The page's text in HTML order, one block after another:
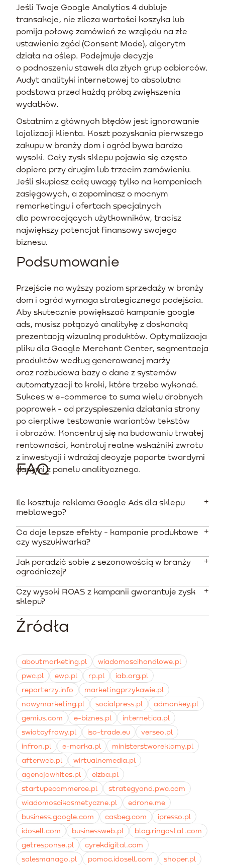
Jeśli Twoje Google Analytics 4 dubluje
transakcje, nie zlicza wartości koszyka lub
pomija połowę zamówień ze względu na złe
ustawienia zgód (Consent Mode), algorytm
działa na oślep. Podejmuje decyzje
o podnoszeniu stawek dla złych grup odbiorców.
Audyt analityki internetowej to absolutna
podstawa przed każdą próbą zwiększenia
wydatków.
Ostatnim z głównych błędów jest ignorowanie
lojalizacji klienta. Koszt pozyskania pierwszego
zakupu w branży dom i ogród bywa bardzo
wysoki. Cały zysk sklepu pojawia się często
dopiero przy drugim lub trzecim zamówieniu.
Jeśli skupiasz całą uwagę tylko na kampaniach
zasięgowych, a zapominasz o mocnym
remarketingu i ofertach specjalnych
dla powracających użytkowników, tracisz
największy potencjał finansowy swojego
biznesu.
Podsumowanie
Przejście na wyższy poziom sprzedaży w branży
dom i ogród wymaga strategicznego podejścia.
Aby skutecznie powiększać kampanie google
ads, musisz połączyć analitykę z doskonałą
prezentacją wizualną produktów. Optymalizacja
pliku dla Google Merchant Center, segmentacja
produktów według generowanej marży
oraz rozbudowa bazy o dane z systemów
automatyzacji to kroki, które trzeba wykonać.
Sukces w e-commerce to suma wielu drobnych
poprawek - od przyspieszenia działania strony
po cierpliwe testowanie wariantów tekstów
i obrazów. Koncentruj się na budowaniu trwałej
rentowności, kontroluj realne wskaźniki zwrotu
z inwestycji i wdrażaj decyzje poparte twardymi
danymi z panelu analitycznego.
FAQ
Ile kosztuje reklama Google Ads dla sklepu
meblowego?
Koszty kliknięć (CPC) dla branży dom i ogród wahają
średnich sklepów internetowych zaczynają się od 10
000 PLN, do czego należy doliczyć koszty obsługi
Co daje lepsze efekty - kampanie produktowe
czy wyszukiwarka?
Dla branży e-commerce absolutną podstawą są
razu pokazują zdjęcie i cenę produktu. Kampanie w
sieci wyszukiwania świetnie sprawdzają się jako
intencją zakupową.
Jak poradzić sobie z sezonowością w branży
ogrodniczej?
Warto stosować segmentację asortymentu w plikach
ogrodowe czy grille podnosimy budżety i akceptujemy
nieco niższy zwrot z inwestycji, aby zbudować duży
Czy wysoki ROAS z kampanii gwarantuje zysk
sklepu?
Nie zawsze. Wysoki ROAS oznacza dobry zwrot z
Należy monitorować całkowity wskaźnik ROI, aby
upewnić się o faktycznej rentowności.
Źródła
aboutmarketing.pl
wiadomoscihandlowe.pl
pwc.pl
ewp.pl rp.pl
iab.org.pl
reporterzy.info
marketingprzykawie.pl
nowymarketing.pl
socialpress.pl
admonkey.pl
gemius.com
e-biznes.pl
internetica.pl
swiatcyfrowy.pl
iso-trade.eu
verseo.pl
infron.pl
e-marka.pl
ministerstworeklamy.pl
afterweb.pl
wirtualnemedia.pl
agencjawhites.pl
eizba.pl
startupecommerce.pl
strategyand.pwc.com
wiadomoscikosmetyczne.pl
edrone.me
business.google.com
casbeg.com
ipresso.pl
idosell.com
businessweb.pl
blog.ringostat.com
getresponse.pl
cyrekdigital.com
salesmanago.pl
pomoc.idosell.com shoper.pl